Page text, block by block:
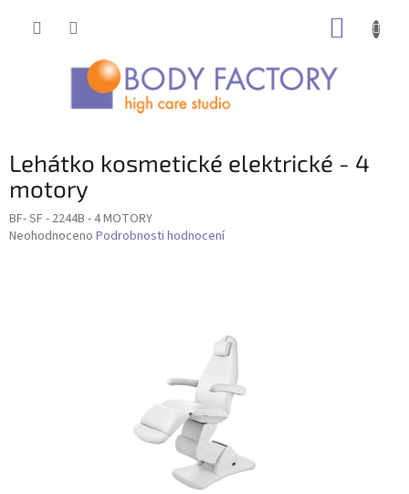
Lehátko kosmetické elektrické - 4
motory
BF- SF - 2244B - 4 MOTORY
Průměrné
Neohodnoceno Podrobnosti hodnocení